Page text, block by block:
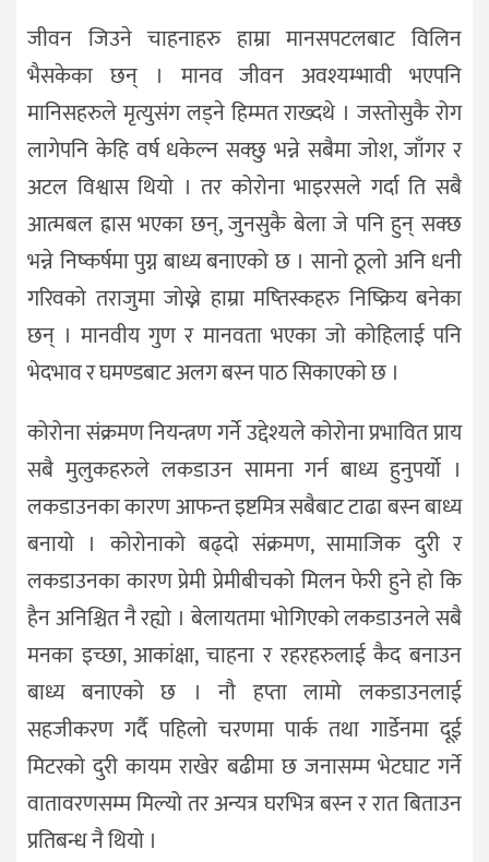
जीवन जिउने चाहनाहरु हाम्रा मानसपटलबाट विलिन
भैसकेका छन् । मानव जीवन अवश्यम्भावी भएपनि
मानिसहरुले मृत्युसंग लड्ने हिम्मत राख्दथे । जस्तोसुकै रोग
लागेपनि केहि वर्ष धकेल्न सक्छु भन्ने सबैमा जोश, जाँगर र
अटल विश्वास थियो । तर कोरोना भाइरसले गर्दा ति सबै
आत्मबल ह्रास भएका छन्, जुनसुकै बेला जे पनि हुन् सक्छ
भन्ने निष्कर्षमा पुग्न बाध्य बनाएको छ । सानो ठूलो अनि धनी
गरिवको तराजुमा जोख्ने हाम्रा मष्तिस्कहरु निष्क्रिय बनेका
छन् । मानवीय गुण र मानवता भएका जो कोहिलाई पनि
भेदभाव र घमण्डबाट अलग बस्न पाठ सिकाएको छ ।
कोरोना संक्रमण नियन्त्रण गर्ने उद्देश्यले कोरोना प्रभावित प्राय
सबै मुलुकहरुले लकडाउन सामना गर्न बाध्य हुनुपर्यो ।
लकडाउनका कारण आफन्त इष्टमित्र सबैबाट टाढा बस्न बाध्य
बनायो । कोरोनाको बढ्दो संक्रमण, सामाजिक दुरी र
लकडाउनका कारण प्रेमी प्रेमीबीचको मिलन फेरी हुने हो कि
हैन अनिश्चित नै रह्यो । बेलायतमा भोगिएको लकडाउनले सबै
मनका इच्छा, आकांक्षा, चाहना र रहरहरुलाई कैद बनाउन
बाध्य बनाएको छ । नौ हप्ता लामो लकडाउनलाई
सहजीकरण गर्दै पहिलो चरणमा पार्क तथा गार्डेनमा दूई
मिटरको दुरी कायम राखेर बढीमा छ जनासम्म भेटघाट गर्ने
वातावरणसम्म मिल्यो तर अन्यत्र घरभित्र बस्न र रात बिताउन
प्रतिबन्ध नै थियो ।